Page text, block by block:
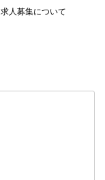
求人募集について